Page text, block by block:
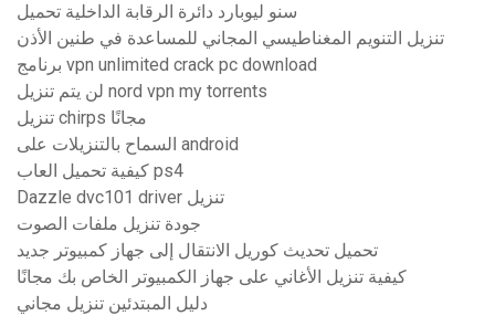
سنو ليوبارد دائرة الرقابة الداخلية تحميل
تنزيل التنويم المغناطيسي المجاني للمساعدة في طنين الأذن
برنامج vpn unlimited crack pc download
لن يتم تنزيل nord vpn my torrents
تنزيل chirps مجانًا
السماح بالتنزيلات على android
كيفية تحميل العاب ps4
Dazzle dvc101 driver تنزيل
جودة تنزيل ملفات الصوت
تحميل تحديث كوريل الانتقال إلى جهاز كمبيوتر جديد
كيفية تنزيل الأغاني على جهاز الكمبيوتر الخاص بك مجانًا
دليل المبتدئين تنزيل مجاني